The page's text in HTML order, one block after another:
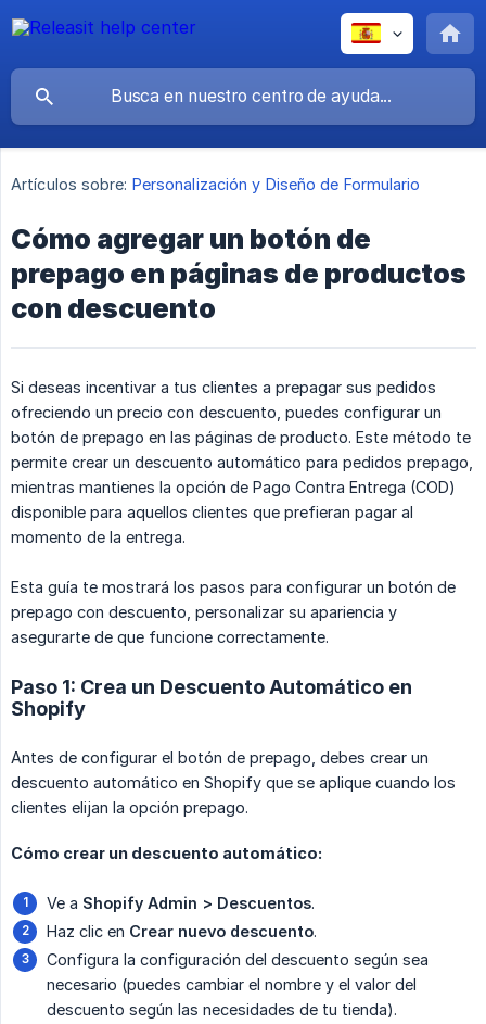
Artículos sobre: Personalización y Diseño de Formulario
Cómo agregar un botón de
prepago en páginas de productos
con descuento
Si deseas incentivar a tus clientes a prepagar sus pedidos
ofreciendo un precio con descuento, puedes configurar un
botón de prepago en las páginas de producto. Este método te
permite crear un descuento automático para pedidos prepago,
mientras mantienes la opción de Pago Contra Entrega (COD)
disponible para aquellos clientes que prefieran pagar al
momento de la entrega.
Esta guía te mostrará los pasos para configurar un botón de
prepago con descuento, personalizar su apariencia y
asegurarte de que funcione correctamente.
Paso 1: Crea un Descuento Automático en
Shopify
Antes de configurar el botón de prepago, debes crear un
descuento automático en Shopify que se aplique cuando los
clientes elijan la opción prepago.
Cómo crear un descuento automático:
Ve a Shopify Admin > Descuentos.
Haz clic en Crear nuevo descuento.
Configura la configuración del descuento según sea
necesario (puedes cambiar el nombre y el valor del
descuento según las necesidades de tu tienda).